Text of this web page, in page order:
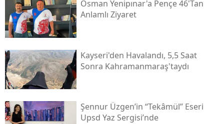
Osman Yenipınar'a Pençe 46'tan
Anlamlı Ziyaret
Kayseri'den Havalandı, 5,5 Saat
Sonra Kahramanmaraş'taydı
Şennur Üzgen’in “tekâmül” Eseri
Upsd Yaz Sergisi’nde